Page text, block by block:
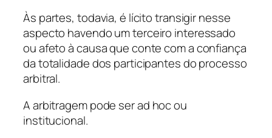
Às partes, todavia, é lícito transigir nesse
aspecto havendo um terceiro interessado
ou afeto à causa que conte com a confiança
da totalidade dos participantes do processo
arbitral.
A arbitragem pode serad hocou
institucional.